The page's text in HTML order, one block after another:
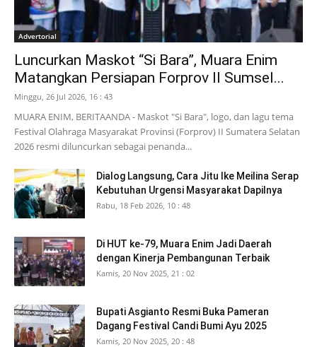
Advertorial
Luncurkan Maskot “Si Bara”, Muara Enim
Matangkan Persiapan Forprov II Sumsel...
Minggu, 26 Jul 2026, 16 : 43
MUARA ENIM, BERITAANDA - Maskot "Si Bara", logo, dan lagu tema
Festival Olahraga Masyarakat Provinsi (Forprov) II Sumatera Selatan
2026 resmi diluncurkan sebagai penanda...
Dialog Langsung, Cara Jitu Ike Meilina Serap
Kebutuhan Urgensi Masyarakat Dapilnya
Rabu, 18 Feb 2026, 10 : 48
Di HUT ke-79, Muara Enim Jadi Daerah
dengan Kinerja Pembangunan Terbaik
Kamis, 20 Nov 2025, 21 : 02
Bupati Asgianto Resmi Buka Pameran
Dagang Festival Candi Bumi Ayu 2025
Kamis, 20 Nov 2025, 20 : 48